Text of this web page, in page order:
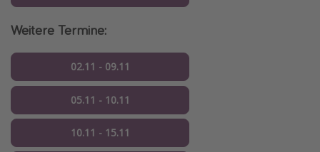
Weitere Termine:
02.11 - 09.11
05.11 - 10.11
10.11 - 15.11